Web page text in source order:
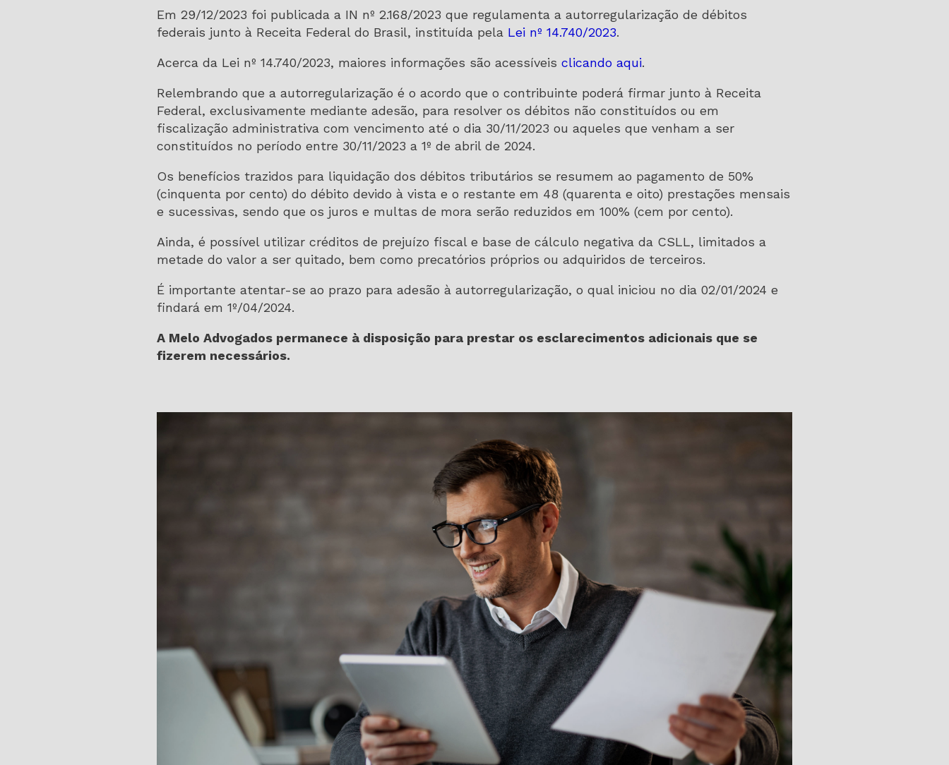
Em 29/12/2023 foi publicada a IN nº 2.168/2023 que regulamenta a autorregularização de débitos
federais junto à Receita Federal do Brasil, instituída pela Lei nº 14.740/2023.
Acerca da Lei nº 14.740/2023, maiores informações são acessíveis clicando aqui.
Relembrando que a autorregularização é o acordo que o contribuinte poderá firmar junto à Receita
Federal, exclusivamente mediante adesão, para resolver os débitos não constituídos ou em
fiscalização administrativa com vencimento até o dia 30/11/2023 ou aqueles que venham a ser
constituídos no período entre 30/11/2023 a 1º de abril de 2024.
Os benefícios trazidos para liquidação dos débitos tributários se resumem ao pagamento de 50%
(cinquenta por cento) do débito devido à vista e o restante em 48 (quarenta e oito) prestações mensais
e sucessivas, sendo que os juros e multas de mora serão reduzidos em 100% (cem por cento).
Ainda, é possível utilizar créditos de prejuízo fiscal e base de cálculo negativa da CSLL, limitados a
metade do valor a ser quitado, bem como precatórios próprios ou adquiridos de terceiros.
É importante atentar-se ao prazo para adesão à autorregularização, o qual iniciou no dia 02/01/2024 e
findará em 1º/04/2024.
A Melo Advogados permanece à disposição para prestar os esclarecimentos adicionais que se
fizerem necessários.